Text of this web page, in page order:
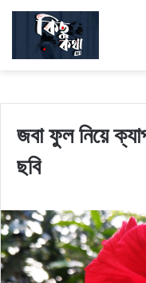
জবা ফুল নিয়ে
ছবি